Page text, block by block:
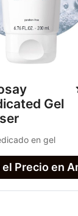
Gel
en gel
Precio en